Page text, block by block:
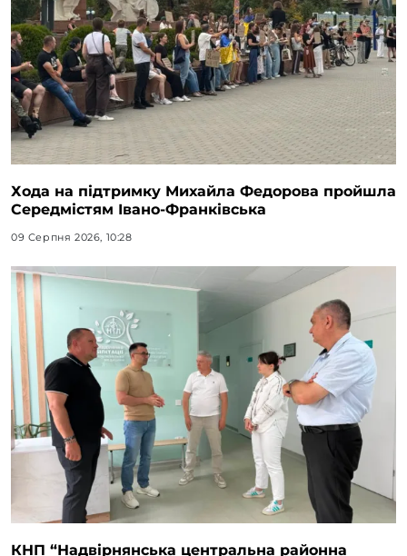
Хода на підтримку Михайла Федорова пройшла
Середмістям Івано-Франківська
09 Серпня 2026, 10:28
КНП “Надвірнянська центральна районна